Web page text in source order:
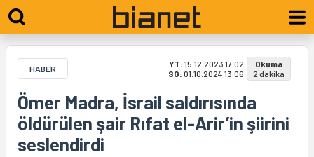
HABER YT: 15.12.2023 17:02
SG: 01.10.2024 13:06
Okuma
2 dakika
Ömer Madra, İsrail saldırısında
öldürülen şair Rıfat el-Arir’in şiirini
seslendirdi